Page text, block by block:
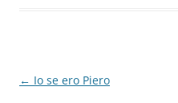
Navigazione
← Io se ero Piero